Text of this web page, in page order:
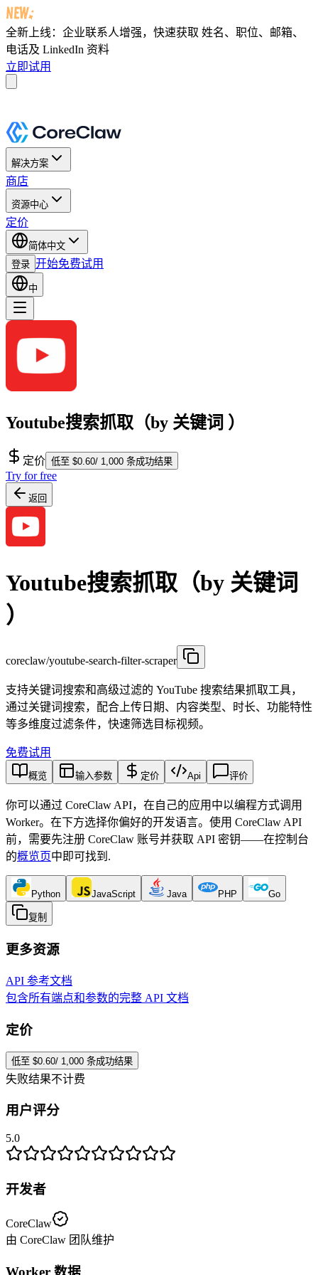
全新上线：企业联系人增强，快速获取 姓名、职位、邮箱、
电话及 LinkedIn 资料
立即试用
解决方案
商店
资源中心
定价
简体中文
登录 开始免费试用
中
Youtube搜索抓取（by 关键词 ）
定价 低至 $0.60/ 1,000 条成功结果
Try for free
返回
Youtube搜索抓取（by 关键词
）
coreclaw/youtube-search-filter-scraper
支持关键词搜索和高级过滤的 YouTube 搜索结果抓取工具，
通过关键词搜索，配合上传日期、内容类型、时长、功能特性
等多维度过滤条件，快速筛选目标视频。
免费试用
概览 输入参数 定价 Api 评价
你可以通过 CoreClaw API，在自己的应用中以编程方式调用
Worker。在下方选择你偏好的开发语言。使用 CoreClaw API
前，需要先注册 CoreClaw 账号并获取 API 密钥——在控制台
的概览页中即可找到 .
Python JavaScript Java PHP Go
复制
更多资源
API 参考文档
包含所有端点和参数的完整 API 文档
定价
低至 $0.60/ 1,000 条成功结果
失败结果不计费
用户评分
5.0
开发者
CoreClaw
由 CoreClaw 团队维护
Worker 数据